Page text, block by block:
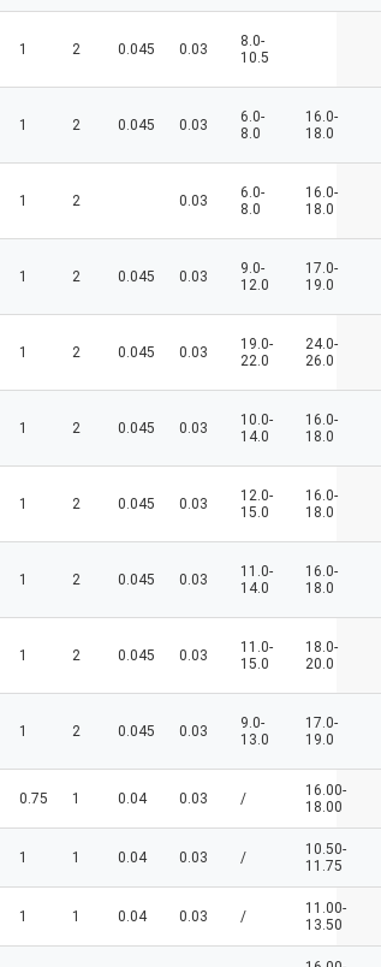
1 2 0.045 0.03
8.0-
10.5
1 2 0.045 0.03
6.0-
8.0
16.0-
18.0
1 2 0.03
6.0-
8.0
16.0-
18.0
1 2 0.045 0.03
9.0-
12.0
17.0-
19.0
1 2 0.045 0.03
19.0-
22.0
24.0-
26.0
1 2 0.045 0.03
10.0-
14.0
16.0-
18.0
1 2 0.045 0.03
12.0-
15.0
16.0-
18.0
1 2 0.045 0.03
11.0-
14.0
16.0-
18.0
1 2 0.045 0.03
11.0-
15.0
18.0-
20.0
1 2 0.045 0.03
9.0-
13.0
17.0-
19.0
0.75 1 0.04 0.03 /
16.00-
18.00
1 1 0.04 0.03 /
10.50-
11.75
1 1 0.04 0.03 /
11.00-
13.50